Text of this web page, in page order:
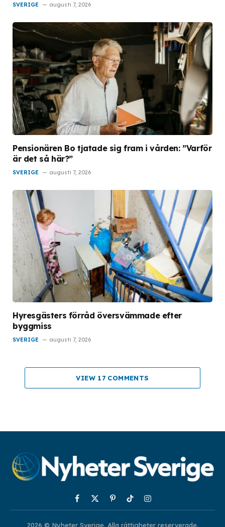
SVERIGE augusti 7, 2026
Pensionären Bo tjatade sig fram i vården: ”Varför
är det så här?”
SVERIGE augusti 7, 2026
Hyresgästers förråd översvämmade efter
byggmiss
SVERIGE augusti 7, 2026
VIEW 17 COMMENTS
Facebook
X
(Twitter)
PinterestTikTokInstagram
2026 © Nyheter Sverige. Alla rättigheter reserverade.